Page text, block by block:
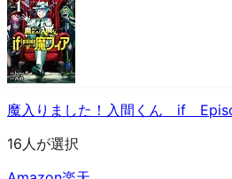
魔入りました！入間くん if
16人が選択